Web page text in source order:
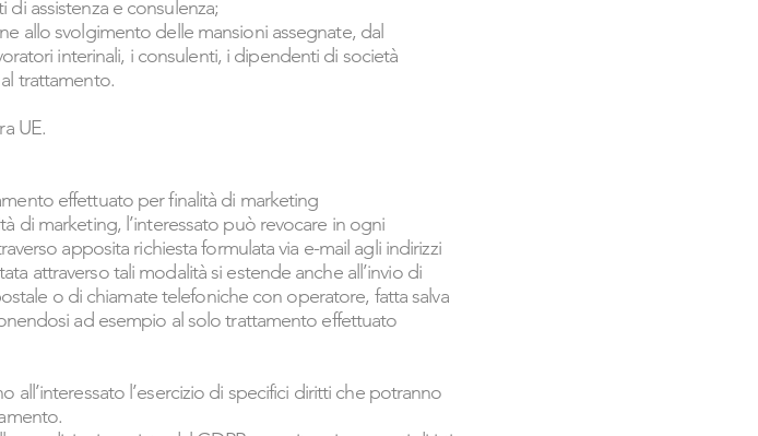
assistenza e consulenza;
allo svolgimento delle mansioni assegnate, dal
interinali, i consulenti, i dipendenti di società
trattamento.
UE.
effettuato per finalità di marketing
di marketing, l’interessato può revocare in ogni
apposita richiesta formulata via e-mail agli indirizzi
attraverso tali modalità si estende anche all’invio di
o di chiamate telefoniche con operatore, fatta salva
ad esempio al solo trattamento effettuato
all’interessato l’esercizio di specifici diritti che potranno